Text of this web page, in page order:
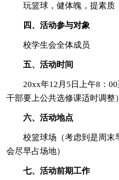
玩篮球，健体魄，提素质
四、活动参与对象
校学生会全体成员
五、活动时间
20xx年12月5日上午8：00
干部要上公共选修课适时调整）
六、活动地点
校篮球场（考虑到是周末
会尽早占场地）
七、活动前期工作